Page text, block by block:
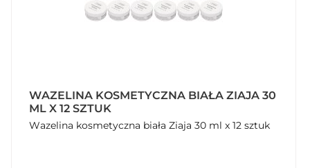
WAZELINA KOSMETYCZNA BIAŁA ZIAJA 30
ML X 12 SZTUK
Wazelina kosmetyczna biała Ziaja 30 ml x 12 sztuk